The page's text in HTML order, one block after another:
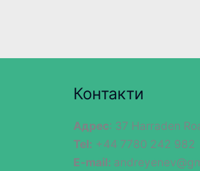
Контакти
Адрес: 37 Harraden
Tel: +44 7780 242 982
E-mail: